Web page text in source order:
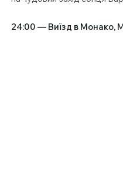
24:00 — Виїзд в Монако,